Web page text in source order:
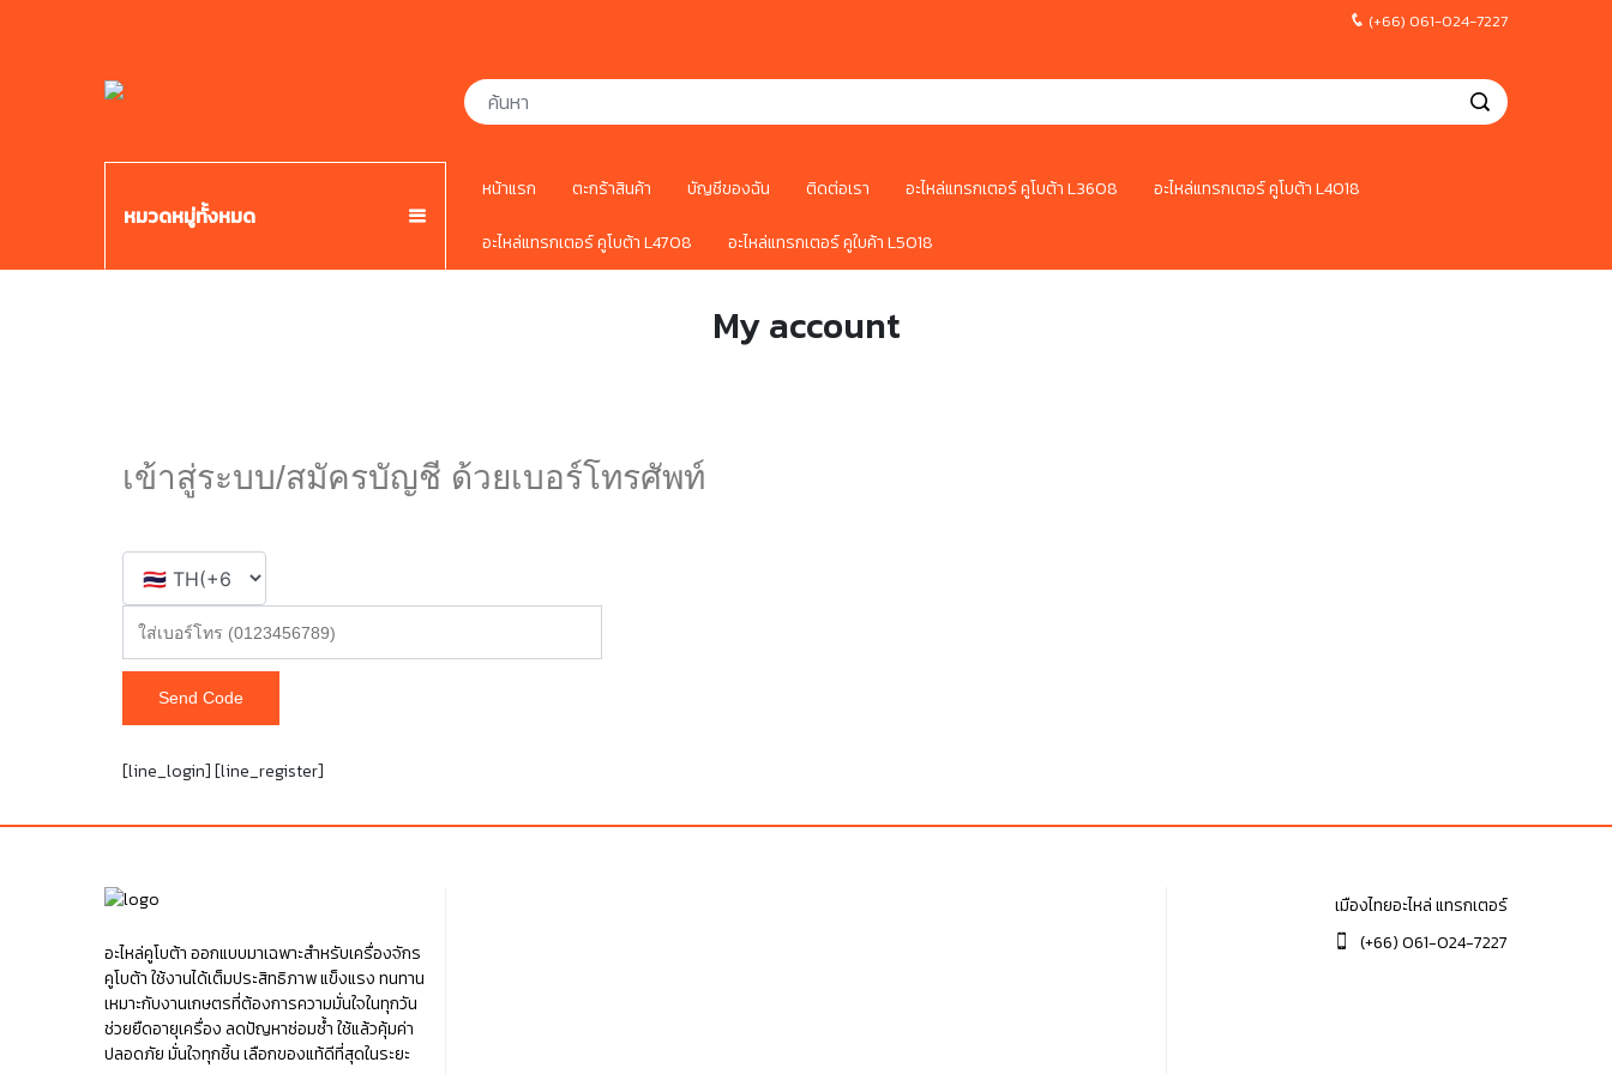
(+66) 061-024-7227
หมวดหมู่ทั้งหมด
หน้าแรก ตะกร้าสินค้า บัญชีของฉัน ติดต่อเรา อะไหล่แทรกเตอร์ คูโบต้า L3608 อะไหล่แทรกเตอร์ คูโบต้า L4018
อะไหล่แทรกเตอร์ คูโบต้า L4708 อะไหล่แทรกเตอร์ คูใบค้า L5018
My account
เข้าสู่ระบบ/สมัครบัญชี ด้วยเบอร์โทรศัพท์
Send Code
[line_login] [line_register]
อะไหล่คูโบต้า ออกแบบมาเฉพาะสำหรับเครื่องจักร
คูโบต้า ใช้งานได้เต็มประสิทธิภาพ แข็งแรง ทนทาน
เหมาะกับงานเกษตรที่ต้องการความมั่นใจในทุกวัน
ช่วยยืดอายุเครื่อง ลดปัญหาซ่อมซ้ำ ใช้แล้วคุ้มค่า
ปลอดภัย มั่นใจทุกชิ้น เลือกของแท้ดีที่สุดในระยะ
เมืองไทยอะไหล่ แทรกเตอร์
(+66) 061-024-7227